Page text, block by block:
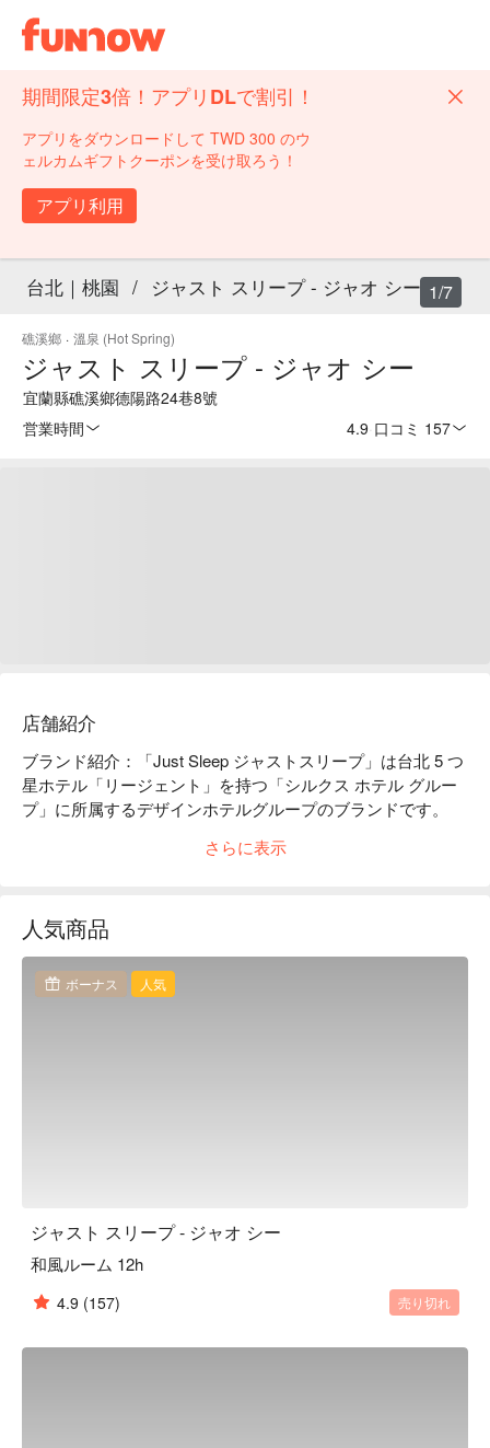
期間限定3倍！アプリDLで割引！
アプリをダウンロードして TWD 300 のウ
ェルカムギフトクーポンを受け取ろう！
アプリ利用
台北｜桃園 / ジャスト スリープ - ジャオ シー
礁溪鄉 · 溫泉 (Hot Spring)
ジャスト スリープ - ジャオ シー
宜蘭縣礁溪鄉德陽路24巷8號
営業時間
4.9 口コミ 157
1/7
店舗紹介
ブランド紹介：「Just Sleep ジャストスリープ」は台北 5 つ
星ホテル「リージェント」を持つ「シルクス ホテル グルー
プ」に所属するデザインホテルグループのブランドです。
プ」のブランド精神にこだわり、親しみやすくお手頃な料金
ホテル紹介：「ジャストスリープ宜蘭礁溪館」は賑やかな礁
渓ショッピングエリアに位置しています。さらに、湯圍溝温
泉公園、礁溪温泉広場などの有名な観光スポットにも徒歩で
行くことができます。全室で炭酸塩化ナトリウム温泉をお楽
さらに表示
人気商品
ボーナス 人気
ジャスト スリープ - ジャオ シー
和風ルーム 12h
4.9 (157) 売り切れ